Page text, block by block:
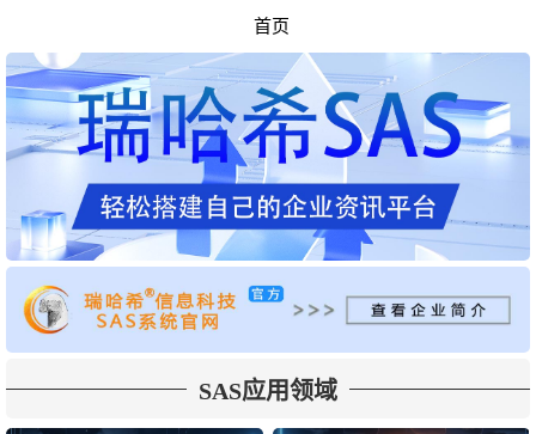
首页
SAS应用领域